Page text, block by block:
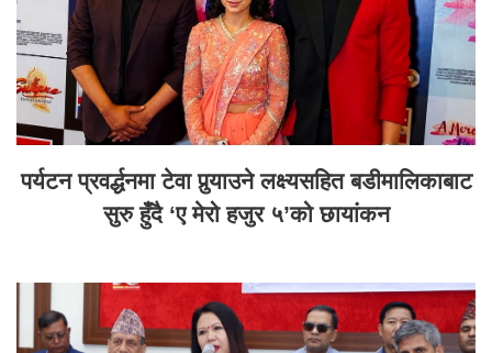
पर्यटन प्रवर्द्धनमा टेवा पुर्‍याउने लक्ष्यसहित बडीमालिकाबाट
सुरु हुँदै ‘ए मेरो हजुर ५’को छायांकन